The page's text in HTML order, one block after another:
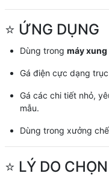
⭐ ỨNG DỤNG
Dùng trong máy xung
Gá điện cực dạng
Gá các chi tiết nhỏ,
mẫu.
Dùng trong xưởng
⭐ LÝ DO